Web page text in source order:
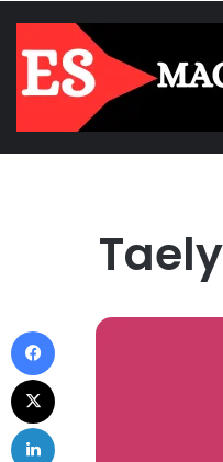
Tuesday, August 4 2026
Facebook